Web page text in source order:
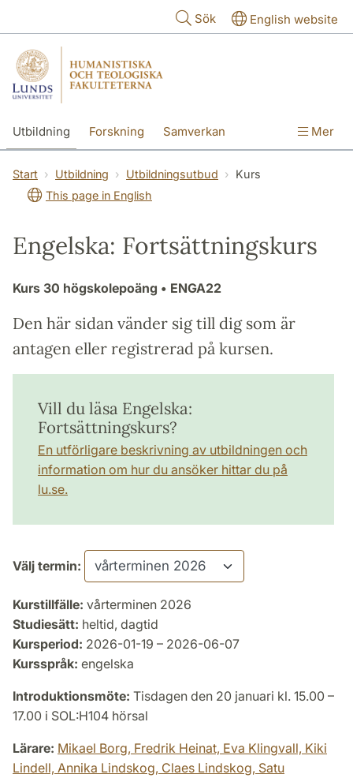
Sök English website
Utbildning Forskning Samverkan Mer
Start Utbildning Utbildningsutbud
Kurs
This page in English
Engelska: Fortsättningskurs
Kurs 30 högskolepoäng • ENGA22
Den här sidan vänder sig till dig som är
antagen eller registrerad på kursen.
Vill du läsa Engelska:
Fortsättningskurs?
En utförligare beskrivning av utbildningen och
information om hur du ansöker hittar du på
lu.se.
Välj termin:
Kurstillfälle: vårterminen 2026
Studiesätt: heltid, dagtid
Kursperiod: 2026-01-19 – 2026-06-07
Kursspråk: engelska
Introduktionsmöte: Tisdagen den 20 januari kl. 15.00 –
17.00 i SOL:H104 hörsal
Lärare: Mikael Borg, Fredrik Heinat, Eva Klingvall, Kiki
Lindell, Annika Lindskog, Claes Lindskog, Satu